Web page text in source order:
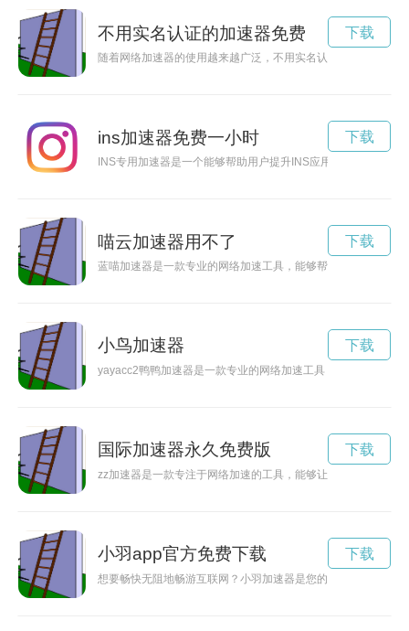
不用实名认证的加速器免费
随着网络加速器的使用越来越广泛，不用实名认证的加速器成
下载
ins加速器免费一小时
INS专用加速器是一个能够帮助用户提升INS应用程序下载速
下载
喵云加速器用不了
蓝喵加速器是一款专业的网络加速工具，能够帮助用户更快速
下载
小鸟加速器
yayacc2鸭鸭加速器是一款专业的网络加速工具，通过高效的
下载
国际加速器永久免费版
zz加速器是一款专注于网络加速的工具，能够让用户在全球范
下载
小羽app官方免费下载
想要畅快无阻地畅游互联网？小羽加速器是您的不二选择！在
下载